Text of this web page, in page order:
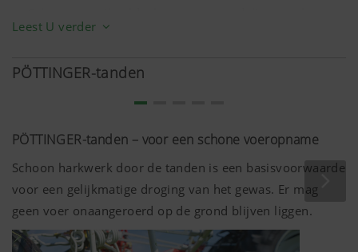
gewas
Schone machine – de elementen blijven vrij van gewas
Leest U verder
PÖTTINGER-tanden
PÖTTINGER-tanden – voor een schone voeropname
Schoon harkwerk door de tanden is een basisvoorwaarde
voor een gelijkmatige droging van het gewas. Er mag
geen voer onaangeroerd op de grond blijven liggen.